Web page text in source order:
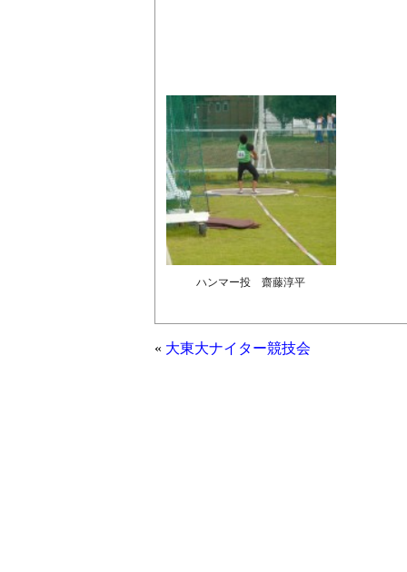
ハンマー投 齋藤淳平
« 大東大ナイター競技会